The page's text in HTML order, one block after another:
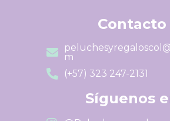
Contacto
m
(+57) 323 247-2131
Síguenos